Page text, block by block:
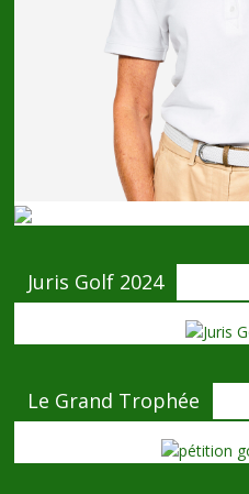
Juris Golf 2024
Le Grand Trophée